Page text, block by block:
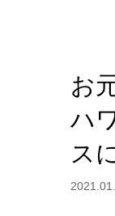
お
ハ
ス